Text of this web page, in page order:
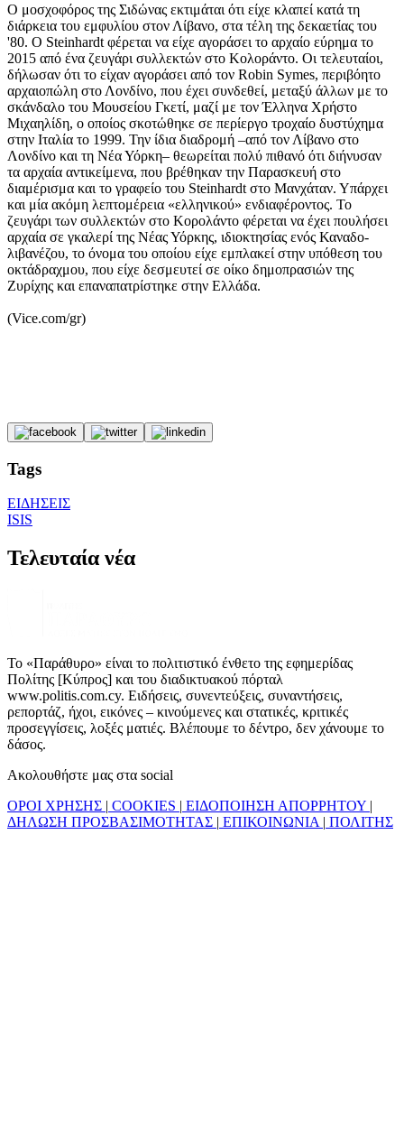
Ο μοσχοφόρος της Σιδώνας εκτιμάται ότι είχε κλαπεί κατά τη
διάρκεια του εμφυλίου στον Λίβανο, στα τέλη της δεκαετίας του
'80. Ο Steinhardt φέρεται να είχε αγοράσει το αρχαίο εύρημα το
2015 από ένα ζευγάρι συλλεκτών στο Κολοράντο. Οι τελευταίοι,
δήλωσαν ότι το είχαν αγοράσει από τον Robin Symes, περιβόητο
αρχαιοπώλη στο Λονδίνο, που έχει συνδεθεί, μεταξύ άλλων με το
σκάνδαλο του Μουσείου Γκετί, μαζί με τον Έλληνα Χρήστο
Μιχαηλίδη, ο οποίος σκοτώθηκε σε περίεργο τροχαίο δυστύχημα
στην Ιταλία το 1999. Την ίδια διαδρομή –από τον Λίβανο στο
Λονδίνο και τη Νέα Υόρκη– θεωρείται πολύ πιθανό ότι διήνυσαν
τα αρχαία αντικείμενα, που βρέθηκαν την Παρασκευή στο
διαμέρισμα και το γραφείο του Steinhardt στο Μανχάταν. Υπάρχει
και μία ακόμη λεπτομέρεια «ελληνικού» ενδιαφέροντος. Το
ζευγάρι των συλλεκτών στο Κορολάντο φέρεται να έχει πουλήσει
αρχαία σε γκαλερί της Νέας Υόρκης, ιδιοκτησίας ενός Καναδο-
λιβανέζου, το όνομα του οποίου είχε εμπλακεί στην υπόθεση του
οκτάδραχμου, που είχε δεσμευτεί σε οίκο δημοπρασιών της
Ζυρίχης και επαναπατρίστηκε στην Ελλάδα.
(Vice.com/gr)
Tags
ΕΙΔΗΣΕΙΣ
ISIS
Τελευταία νέα
Το «Παράθυρο» είναι το πολιτιστικό ένθετο της εφημερίδας
Πολίτης [Κύπρος] και του διαδικτυακού πόρταλ
www.politis.com.cy. Ειδήσεις, συνεντεύξεις, συναντήσεις,
ρεπορτάζ, ήχοι, εικόνες – κινούμενες και στατικές, κριτικές
προσεγγίσεις, λοξές ματιές. Βλέπουμε το δέντρο, δεν χάνουμε το
δάσος.
Ακολουθήστε μας στα social
ΟΡΟΙ ΧΡΗΣΗΣ | COOKIES | ΕΙΔΟΠΟΙΗΣΗ ΑΠΟΡΡΗΤΟΥ |
ΔΗΛΩΣΗ ΠΡΟΣΒΑΣΙΜΟΤΗΤΑΣ | ΕΠΙΚΟΙΝΩΝΙΑ | ΠΟΛΙΤΗΣ